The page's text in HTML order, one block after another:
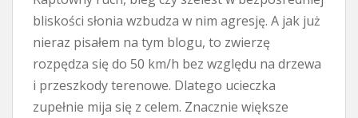
bliskości słonia wzbudza w nim agresję. A jak już
nieraz pisałem na tym blogu, to zwierzę
rozpędza się do 50 km/h bez względu na drzewa
i przeszkody terenowe. Dlatego ucieczka
zupełnie mija się z celem. Znacznie większe